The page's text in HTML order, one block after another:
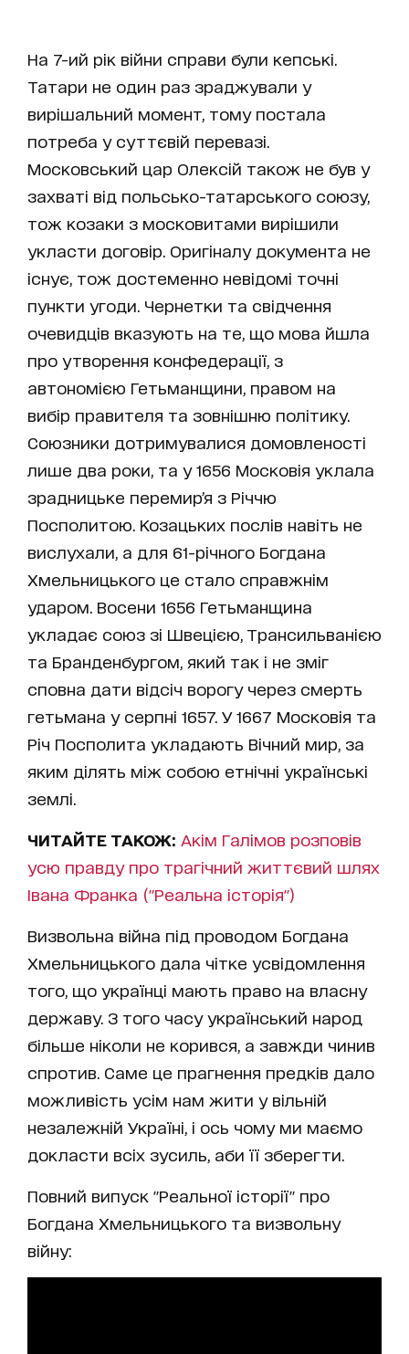
На 7-ий рік війни справи були кепські.
Татари не один раз зраджували у
вирішальний момент, тому постала
потреба у суттєвій перевазі.
Московський цар Олексій також не був у
захваті від польсько-татарського союзу,
тож козаки з московитами вирішили
укласти договір. Оригіналу документа не
існує, тож достеменно невідомі точні
пункти угоди. Чернетки та свідчення
очевидців вказують на те, що мова йшла
про утворення конфедерації, з
автономією Гетьманщини, правом на
вибір правителя та зовнішню політику.
Союзники дотримувалися домовленості
лише два роки, та у 1656 Московія уклала
зрадницьке перемир’я з Річчю
Посполитою. Козацьких послів навіть не
вислухали, а для 61-річного Богдана
Хмельницького це стало справжнім
ударом. Восени 1656 Гетьманщина
укладає союз зі Швецією, Трансильванією
та Бранденбургом, який так і не зміг
сповна дати відсіч ворогу через смерть
гетьмана у серпні 1657. У 1667 Московія та
Річ Посполита укладають Вічний мир, за
яким ділять між собою етнічні українські
землі.
ЧИТАЙТЕ ТАКОЖ: Акім Галімов розповів
усю правду про трагічний життєвий шлях
Івана Франка ("Реальна історія")
Визвольна війна під проводом Богдана
Хмельницького дала чітке усвідомлення
того, що українці мають право на власну
державу. З того часу український народ
більше ніколи не корився, а завжди чинив
спротив. Саме це прагнення предків дало
можливість усім нам жити у вільній
незалежній Україні, і ось чому ми маємо
докласти всіх зусиль, аби її зберегти.
Повний випуск "Реальної історії" про
Богдана Хмельницького та визвольну
війну: